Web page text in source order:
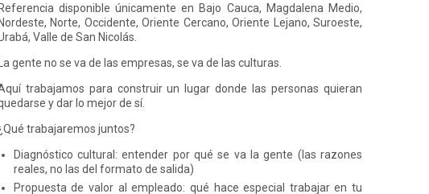
disponible únicamente en Bajo Cauca, Magdalena Medio,
Norte, Occidente, Oriente Cercano, Oriente Lejano, Suroeste,
Valle de San Nicolás.
gente no se va de las empresas, se va de las culturas.
trabajamos para construir un lugar donde las personas quieran
y dar lo mejor de sí.
trabajaremos juntos?
Diagnóstico cultural: entender por qué se va la gente (las razones
reales, no las del formato de salida)
Propuesta de valor al empleado: qué hace especial trabajar en tu